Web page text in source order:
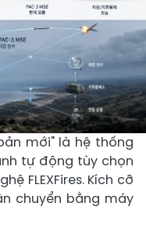
mới" là hệ thống
tự động tùy chọn
FLEXFires. Kích cỡ
chuyển bằng máy